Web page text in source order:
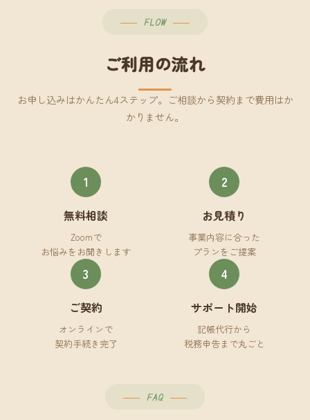
FLOW
ご利用の流れ
お申し込みはかんたん4ステップ。ご相談から契約まで費用はか
かりません。
1
無料相談
Zoomで
お悩みをお聞きします
2
お見積り
事業内容に合った
プランをご提案
3
ご契約
オンラインで
契約手続き完了
4
サポート開始
記帳代行から
税務申告まで丸ごと
FAQ